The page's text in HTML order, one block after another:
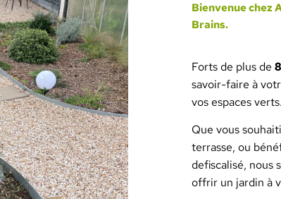
Bienvenue chez
Brains.
Forts de plus de
savoir-faire à
vos espaces verts.
Que vous
terrasse, ou
defiscalisé, nous
offrir un jardin à